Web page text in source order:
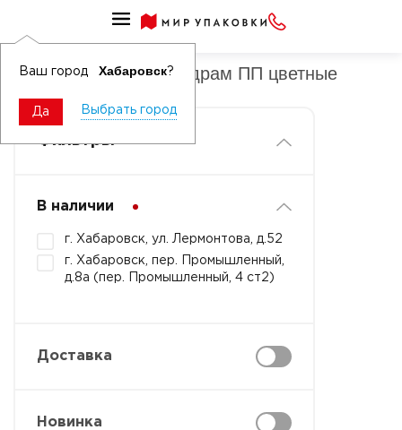
Ваш город Хабаровск?
Да Выбрать город
Крышки круглые к ведрам ПП цветные
Фильтры
В наличии
г. Хабаровск, ул. Лермонтова, д.52
г. Хабаровск, пер. Промышленный,
д.8а (пер. Промышленный, 4 ст2)
Доставка
Новинка